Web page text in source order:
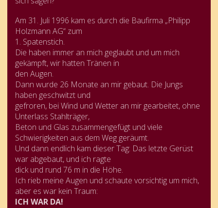
Am 31. Juli 1996 kam es durch die Baufirma „Philipp
Holzmann AG“ zum
1. Spatenstich.
Die haben immer an mich geglaubt und um mich
gekämpft, wir hatten Tränen in
den Augen.
Dann wurde 26 Monate an mir gebaut. Die Jungs
haben geschwitzt und
gefroren, bei Wind und Wetter an mir gearbeitet, ohne
Unterlass Stahlträger,
Beton und Glas zusammengefügt und viele
Schwierigkeiten aus dem Weg geräumt.
Und dann endlich kam dieser Tag: Das letzte Gerüst
war abgebaut, und ich ragte
dick und rund 76 m in die Höhe.
Ich rieb meine Augen und schaute vorsichtig um mich,
aber es war kein Traum:
ICH WAR DA!